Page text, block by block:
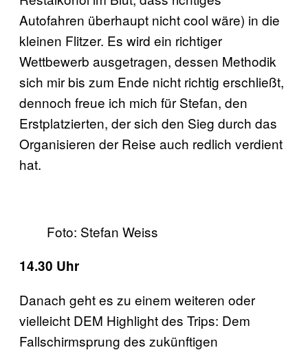
Autofahren überhaupt nicht cool wäre) in die
kleinen Flitzer. Es wird ein richtiger
Wettbewerb ausgetragen, dessen Methodik
sich mir bis zum Ende nicht richtig erschließt,
dennoch freue ich mich für Stefan, den
Erstplatzierten, der sich den Sieg durch das
Organisieren der Reise auch redlich verdient
hat.
Foto: Stefan Weiss
14.30 Uhr
Danach geht es zu einem weiteren oder
vielleicht DEM Highlight des Trips: Dem
Fallschirmsprung des zukünftigen